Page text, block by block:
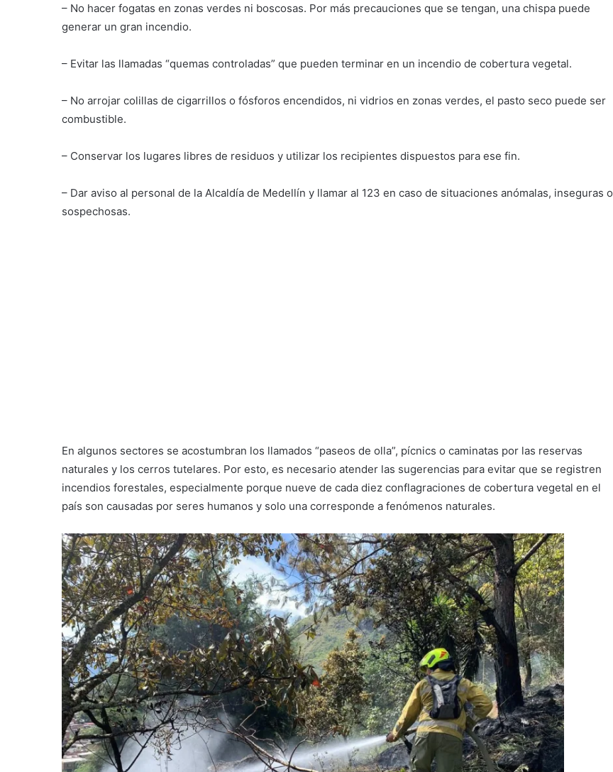
– No hacer fogatas en zonas verdes ni boscosas. Por más precauciones que se tengan, una chispa puede
generar un gran incendio.
– Evitar las llamadas “quemas controladas” que pueden terminar en un incendio de cobertura vegetal.
– No arrojar colillas de cigarrillos o fósforos encendidos, ni vidrios en zonas verdes, el pasto seco puede ser
combustible.
– Conservar los lugares libres de residuos y utilizar los recipientes dispuestos para ese fin.
– Dar aviso al personal de la Alcaldía de Medellín y llamar al 123 en caso de situaciones anómalas, inseguras o
sospechosas.
En algunos sectores se acostumbran los llamados “paseos de olla”, pícnics o caminatas por las reservas
naturales y los cerros tutelares. Por esto, es necesario atender las sugerencias para evitar que se registren
incendios forestales, especialmente porque nueve de cada diez conflagraciones de cobertura vegetal en el
país son causadas por seres humanos y solo una corresponde a fenómenos naturales.